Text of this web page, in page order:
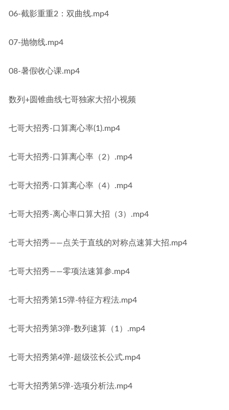
06-截影重重2：双曲线.mp4
07-抛物线.mp4
08-暑假收心课.mp4
数列+圆锥曲线七哥独家大招小视频
七哥大招秀-口算离心率(1).mp4
七哥大招秀-口算离心率（2）.mp4
七哥大招秀-口算离心率（4）.mp4
七哥大招秀-离心率口算大招（3）.mp4
七哥大招秀——点关于直线的对称点速算大招.mp4
七哥大招秀——零项法速算参.mp4
七哥大招秀第15弹-特征方程法.mp4
七哥大招秀第3弹-数列速算（1）.mp4
七哥大招秀第4弹-超级弦长公式.mp4
七哥大招秀第5弹-选项分析法.mp4